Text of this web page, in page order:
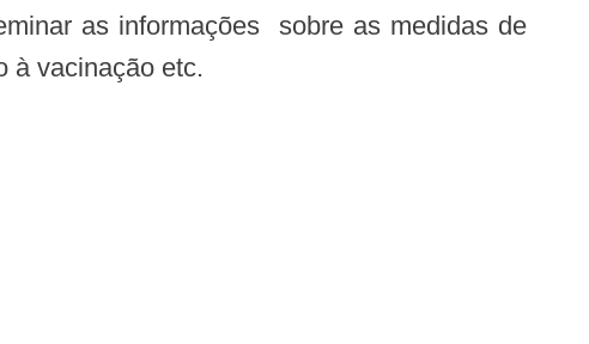
as informações sobre as medidas de
à vacinação etc.